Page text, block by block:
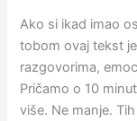
Ako si ikad imao
tobom ovaj tekst
razgovorima,
Pričamo o 10
više. Ne manje.